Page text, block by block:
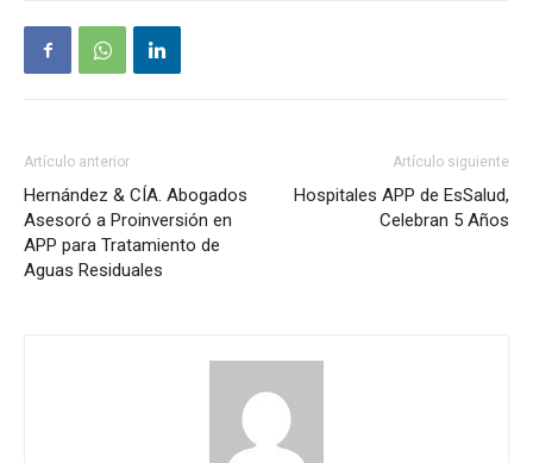
Artículo anterior
Hernández & CÍA. Abogados
Asesoró a Proinversión en
APP para Tratamiento de
Aguas Residuales
Artículo siguiente
Hospitales APP de EsSalud,
Celebran 5 Años